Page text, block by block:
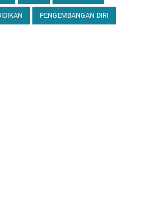
PENGEMBANGAN DIRI